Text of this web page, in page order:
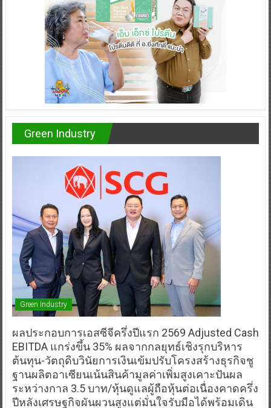
Green Industry
Green Industry
ผลประกอบการเอสซีจีครึ่งปีแรก 2569 Adjusted Cash
EBITDA แกร่งขึ้น 35% ผลจากกลยุทธ์เชิงรุกบริหาร
ต้นทุน-วัตถุดิบวินัยการเงินเข้มปรับโครงสร้างธุรกิจชู
ฐานผลิตอาเซียนเน้นสินค้ามูลค่าเพิ่มสูงเคาะปันผล
ระหว่างกาล 3.5 บาท/หุ้นดูแลผู้ถือหุ้นต่อเนื่องคาดครึ่ง
ปีหลังเศรษฐกิจผันผวนสูงแต่มั่นใจรับมือได้พร้อมเดิน